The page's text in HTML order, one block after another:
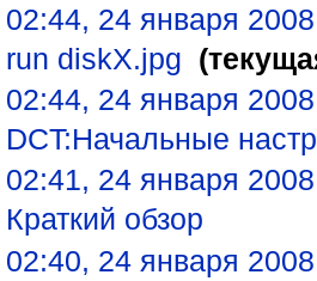
02:44, 24 января 2008
run diskX.jpg
02:44, 24 января 2008
DCT:Начальные
02:41, 24 января 2008
Краткий обзор
02:40, 24 января 2008